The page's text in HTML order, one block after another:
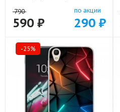
790
590 ₽
по акции
290 ₽
-25%